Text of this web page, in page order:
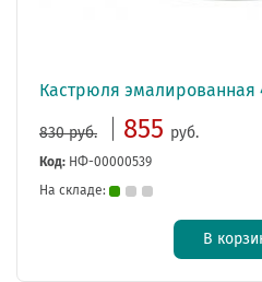
Кастрюля эмалированная
830 руб. 855 руб.
Код: НФ-00000539
На складе:
В